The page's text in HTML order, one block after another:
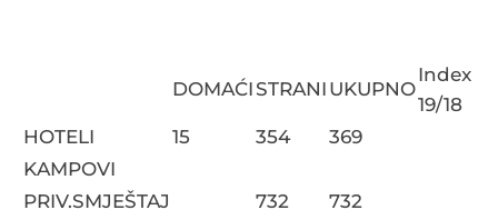
DOMAĆISTRANI UKUPNO
Index
19/18
HOTELI
15 354
369
KAMPOVI
PRIV.SMJEŠTAJ
732
732